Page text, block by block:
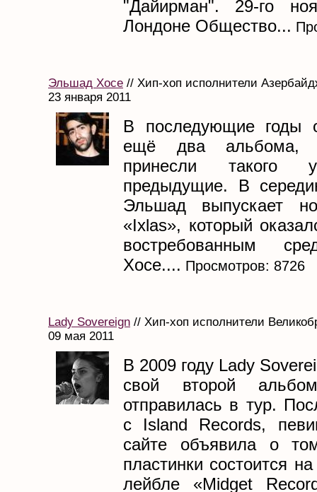
"Дайирман". 29-го
Лондоне Общество...
Эльшад Хосе // Хип-хоп исполнители
23 января 2011
В последующие годы
ещё два альбома,
принесли такого
предыдущие. В
Эльшад выпускает
«Ixlas», который
востребованным
Хосе.... Просмотров: 8726
Lady Sovereign // Хип-хоп исполнители
09 мая 2011
В 2009 году Lady
свой второй
отправилась в тур.
с Island Records,
сайте объявила о
пластинки состоится
лейбле «Midget